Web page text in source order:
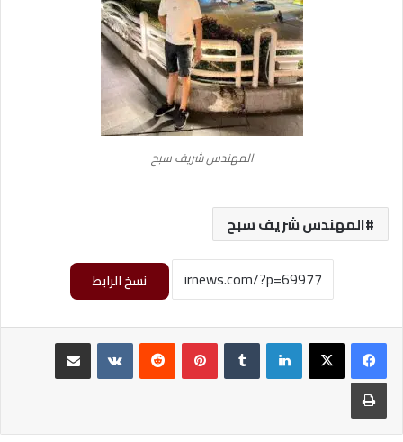
المهندس شريف سبح
المهندس شريف سبح
نسخ الرابط
لينكدإن بينتيريست
طباعة